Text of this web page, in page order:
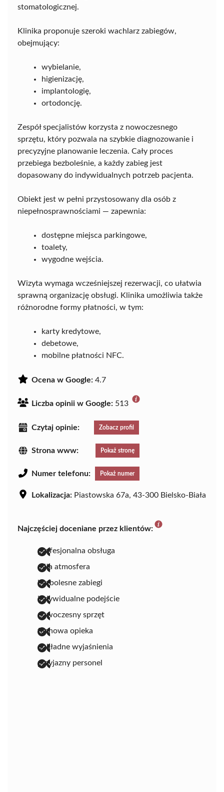
stomatologicznej.
Klinika proponuje szeroki wachlarz zabiegów,
obejmujący:
wybielanie,
higienizację,
implantologię,
ortodoncję.
Zespół specjalistów korzysta z nowoczesnego
sprzętu, który pozwala na szybkie diagnozowanie i
precyzyjne planowanie leczenia. Cały proces
przebiega bezboleśnie, a każdy zabieg jest
dopasowany do indywidualnych potrzeb pacjenta.
Obiekt jest w pełni przystosowany dla osób z
niepełnosprawnościami — zapewnia:
dostępne miejsca parkingowe,
toalety,
wygodne wejścia.
Wizyta wymaga wcześniejszej rezerwacji, co ułatwia
sprawną organizację obsługi. Klinika umożliwia także
różnorodne formy płatności, w tym:
karty kredytowe,
debetowe,
mobilne płatności NFC.
Ocena w Google: 4.7
Liczba opinii w Google: 513
Czytaj opinie: Zobacz profil
Strona www: Pokaż stronę
Numer telefonu: Pokaż numer
Lokalizacja: Piastowska 67a, 43-300 Bielsko-Biała
Najczęściej doceniane przez klientów:
profesjonalna obsługa
miła atmosfera
bezbolesne zabiegi
indywidualne podejście
nowoczesny sprzęt
fachowa opieka
dokładne wyjaśnienia
przyjazny personel